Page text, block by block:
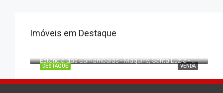
Imóveis em Destaque
VENDA
DESTAQUE
Estancia das Samambaias - Maquiné, Santa Luzia - MG, Brasil, Santa Luzia